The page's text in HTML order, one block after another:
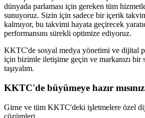
dünyada parlaması için gereken tüm
sunuyoruz. Sizin için sadece bir içerik
kalmıyor, bu takvimi hayata geçirecek
performansını sürekli optimize ediyoruz.
KKTC'de sosyal medya yönetimi ve dijital
için bizimle iletişime geçin ve markanızı
taşıyalım.
KKTC'de büyümeye hazır
Girne ve tüm KKTC'deki işletmelere özel
çözümleri.